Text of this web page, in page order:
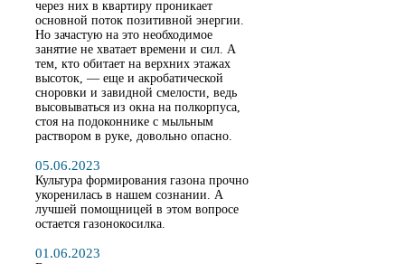
через них в квартиру проникает
основной поток позитивной энергии.
Но зачастую на это необходимое
занятие не хватает времени и сил. А
тем, кто обитает на верхних этажах
высоток, — еще и акробатической
сноровки и завидной смелости, ведь
высовываться из окна на полкорпуса,
стоя на подоконнике с мыльным
раствором в руке, довольно опасно.
05.06.2023
Культура формирования газона прочно
укоренилась в нашем сознании. А
лучшей помощницей в этом вопросе
остается газонокосилка.
01.06.2023